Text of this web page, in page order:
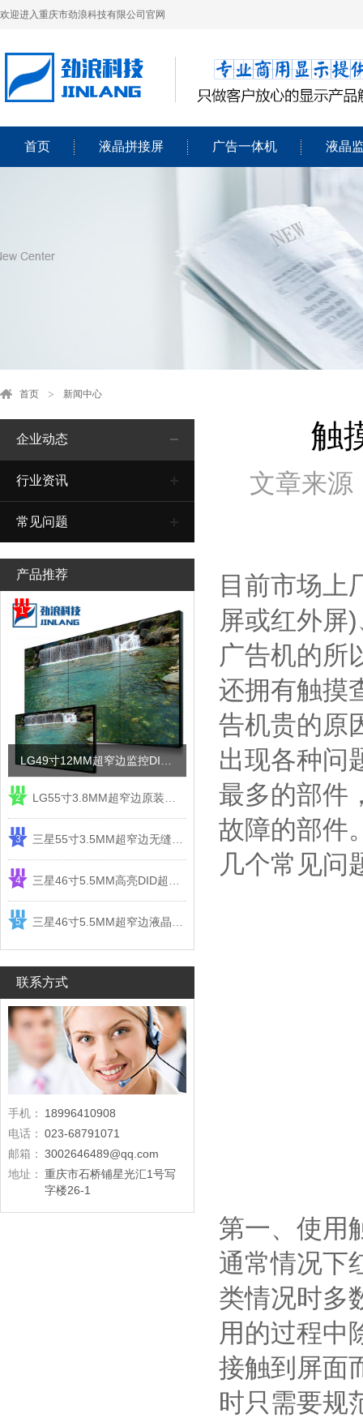
欢迎进入重庆市劲浪科技有限公司官网
首页 液晶拼接屏 广告一体机 液晶
首页 新闻中心
企业动态
行业资讯
常见问题
产品推荐
1
2
3
4
5
联系方式
手机：
18996410908
电话： 023-68791071
邮箱： 3002646489@qq.com
地址： 重庆市石桥铺星光汇1号写
字楼26-1
触
文章来源
目前市场上
屏或红外屏
广告机的所
还拥有触摸
告机贵的原
出现各种问
最多的部件
故障的部件
几个常见问
第一、使用
通常情况下
类情况时多
用的过程中
接触到屏面
时只需要规